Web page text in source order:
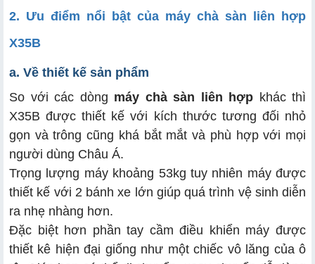
2. Ưu điểm nổi bật của máy chà sàn liên hợp
X35B
a. Về thiết kế sản phẩm
So với các dòng máy chà sàn liên hợp khác thì
X35B được thiết kế với kích thước tương đối nhỏ
gọn và trông cũng khá bắt mắt và phù hợp với mọi
người dùng Châu Á.
Trọng lượng máy khoảng 53kg tuy nhiên máy được
thiết kế với 2 bánh xe lớn giúp quá trình vệ sinh diễn
ra nhẹ nhàng hơn.
Đặc biệt hơn phần tay cầm điều khiển máy được
thiết kê hiện đại giống như một chiếc vô lăng của ô